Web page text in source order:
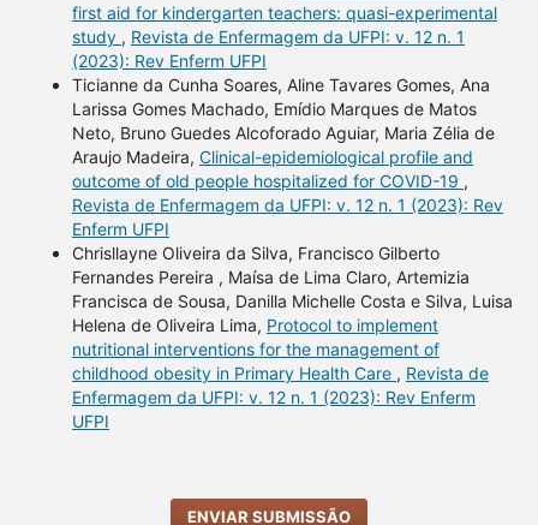
first aid for kindergarten teachers: quasi-experimental
study , Revista de Enfermagem da UFPI: v. 12 n. 1
(2023): Rev Enferm UFPI
Ticianne da Cunha Soares, Aline Tavares Gomes, Ana
Larissa Gomes Machado, Emídio Marques de Matos
Neto, Bruno Guedes Alcoforado Aguiar, Maria Zélia de
Araujo Madeira, Clinical-epidemiological profile and
outcome of old people hospitalized for COVID-19 ,
Revista de Enfermagem da UFPI: v. 12 n. 1 (2023): Rev
Enferm UFPI
Chrisllayne Oliveira da Silva, Francisco Gilberto
Fernandes Pereira , Maísa de Lima Claro, Artemizia
Francisca de Sousa, Danilla Michelle Costa e Silva, Luisa
Helena de Oliveira Lima, Protocol to implement
nutritional interventions for the management of
childhood obesity in Primary Health Care , Revista de
Enfermagem da UFPI: v. 12 n. 1 (2023): Rev Enferm
UFPI
ENVIAR SUBMISSÃO